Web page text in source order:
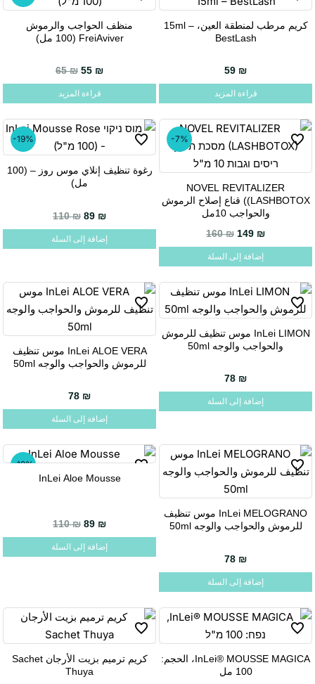
كريم مرطب لمنطقة العين، 15ml –
BestLash
59 ₪
قراءة المزيد
منظف الحواجب والرموش
FreiAviver ‏(100 مل)
65₪ 55 ₪
قراءة المزيد
-7%
NOVEL REVITALIZER
(LASHBOTOX) قناع إصلاح الرموش
والحواجب 10مل
160₪ 149 ₪
إضافة إلى السلة
-19%
رغوة تنظيف إنلاي موس روز – (100
مل)
110₪ 89 ₪ السعر الحالي هو: 89 ₪.
إضافة إلى السلة
InLei LIMON موس تنظيف للرموش
والحواجب والوجه 50ml
78 ₪
إضافة إلى السلة
InLei ALOE VERA موس تنظيف
للرموش والحواجب والوجه 50ml
78 ₪
إضافة إلى السلة
InLei MELOGRANO موس تنظيف
للرموش والحواجب والوجه 50ml
78 ₪
إضافة إلى السلة
-19%
InLei Aloe Mousse
110₪ السعر الأصلي هو: 110 ₪. 89 ₪ السعر الحالي هو: 89 ₪.
إضافة إلى السلة
InLei® MOUSSE MAGICA، الحجم:
100 مل
كريم ترميم بزيت الأرجان Sachet
Thuya